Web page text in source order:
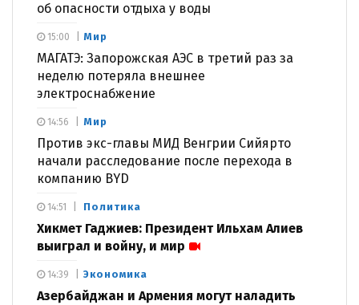
об опасности отдыха у воды
Мир
МАГАТЭ: Запорожская АЭС в третий раз за
неделю потеряла внешнее
электроснабжение
15:00
Мир
Против экс-главы МИД Венгрии Сийярто
начали расследование после перехода в
компанию BYD
14:56
Политика
Хикмет Гаджиев: Президент Ильхам Алиев
выиграл и войну, и мир
14:51
Экономика
Азербайджан и Армения могут наладить
14:39